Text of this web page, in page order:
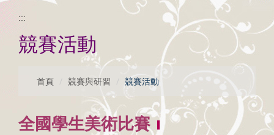
區
塊
:::
競賽活動
首頁 競賽與研習 競賽活動
全國學生美術比賽